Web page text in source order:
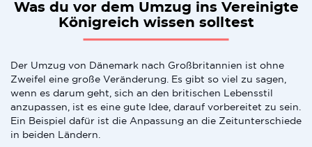
Was du vor dem Umzug ins Vereinigte
Königreich wissen solltest
Der Umzug von Dänemark nach Großbritannien ist ohne
Zweifel eine große Veränderung. Es gibt so viel zu sagen,
wenn es darum geht, sich an den britischen Lebensstil
anzupassen, ist es eine gute Idee, darauf vorbereitet zu sein.
Ein Beispiel dafür ist die Anpassung an die Zeitunterschiede
in beiden Ländern.